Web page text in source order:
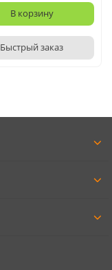
В корзину
Быстрый заказ